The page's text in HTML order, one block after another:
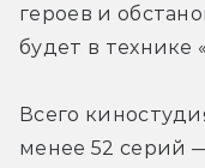
героев и
будет в технике
Всего
менее 52 серий